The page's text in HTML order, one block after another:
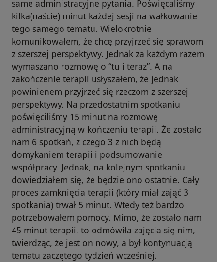
same administracyjne pytania. Poświęcaliśmy
kilka(naście) minut każdej sesji na wałkowanie
tego samego tematu. Wielokrotnie
komunikowałem, że chcę przyjrzeć się sprawom
z szerszej perspektywy. Jednak za każdym razem
wymaszano rozmowę o “tu i teraz”. A na
zakończenie terapii usłyszałem, że jednak
powinienem przyjrzeć się rzeczom z szerszej
perspektywy. Na przedostatnim spotkaniu
poświęciliśmy 15 minut na rozmowę
administracyjną w kończeniu terapii. Że zostało
nam 6 spotkań, z czego 3 z nich będą
domykaniem terapii i podsumowanie
współpracy. Jednak, na kolejnym spotkaniu
dowiedziałem się, że będzie ono ostatnie. Cały
proces zamknięcia terapii (który miał zająć 3
spotkania) trwał 5 minut. Wtedy też bardzo
potrzebowałem pomocy. Mimo, że zostało nam
45 minut terapii, to odmówiła zajęcia się nim,
twierdząc, że jest on nowy, a był kontynuacją
tematu zaczętego tydzień wcześniej.